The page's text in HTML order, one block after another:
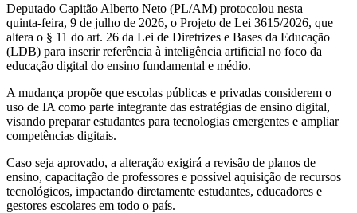
Deputado Capitão Alberto Neto (PL/AM) protocolou nesta
quinta‑feira, 9 de julho de 2026, o Projeto de Lei 3615/2026, que
altera o § 11 do art. 26 da Lei de Diretrizes e Bases da Educação
(LDB) para inserir referência à inteligência artificial no foco da
educação digital do ensino fundamental e médio.
A mudança propõe que escolas públicas e privadas considerem o
uso de IA como parte integrante das estratégias de ensino digital,
visando preparar estudantes para tecnologias emergentes e ampliar
competências digitais.
Caso seja aprovado, a alteração exigirá a revisão de planos de
ensino, capacitação de professores e possível aquisição de recursos
tecnológicos, impactando diretamente estudantes, educadores e
gestores escolares em todo o país.